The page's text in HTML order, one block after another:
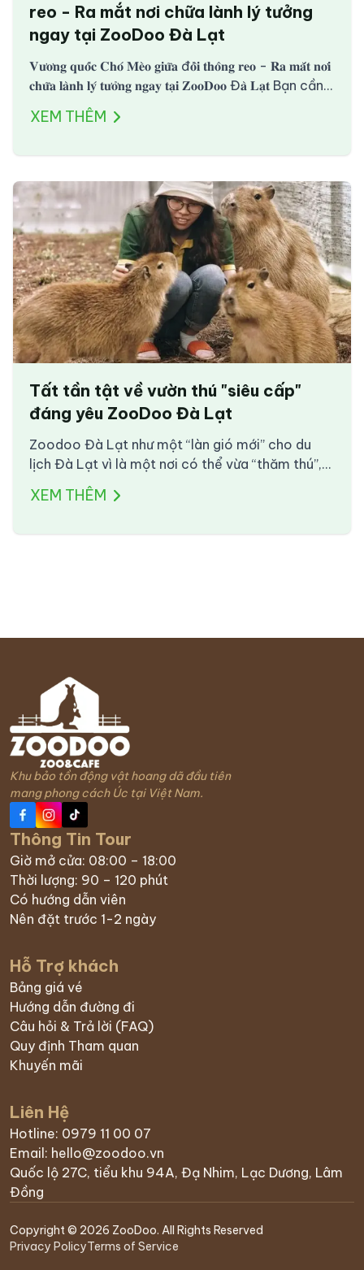
reo - Ra mắt nơi chữa lành lý tưởng
ngay tại ZooDoo Đà Lạt
𝐕𝐮̛𝐨̛𝐧𝐠 𝐪𝐮𝐨̂́𝐜 𝐂𝐡𝐨́ 𝐌𝐞̀𝐨 𝐠𝐢𝐮̛̃𝐚 đ𝐨̂̀𝐢 𝐭𝐡𝐨̂𝐧𝐠 𝐫𝐞𝐨 - 𝐑𝐚 𝐦𝐚̆́𝐭 𝐧𝐨̛𝐢
𝐜𝐡𝐮̛̃𝐚 𝐥𝐚̀𝐧𝐡 𝐥𝐲́ 𝐭𝐮̛𝐨̛̉𝐧𝐠 𝐧𝐠𝐚𝐲 𝐭𝐚̣𝐢 𝐙𝐨𝐨𝐃𝐨𝐨 Đ𝐚̀ 𝐋𝐚̣𝐭 Bạn cần 1
nơi để chữa lành sau những bộn bề, tất tả -
Pawsome Haven ra đời chính bởi như thế… …
XEM THÊM
Tất tần tật về vườn thú "siêu cấp"
đáng yêu ZooDoo Đà Lạt
Zoodoo Đà Lạt như một “làn gió mới” cho du
lịch Đà Lạt vì là một nơi có thể vừa “thăm thú”,
vừa chụp hình check-in, nhâm nhi cafe và tham
gia nhiều hoạt động trải nghiệm khác. Hãy cùng
XEM THÊM
Khu bảo tồn động vật hoang dã đầu tiên
mang phong cách Úc tại Việt Nam.
Thông Tin Tour
Giờ mở cửa: 08:00 – 18:00
Thời lượng: 90 – 120 phút
Có hướng dẫn viên
Nên đặt trước 1-2 ngày
Hỗ Trợ khách
Bảng giá vé
Hướng dẫn đường đi
Câu hỏi & Trả lời (FAQ)
Quy định Tham quan
Khuyến mãi
Liên Hệ
Hotline: 0979 11 00 07
Email: hello@zoodoo.vn
Quốc lộ 27C, tiểu khu 94A, Đạ Nhim, Lạc Dương, Lâm
Đồng
Copyright © 2026 ZooDoo. All Rights Reserved
Privacy PolicyTerms of Service